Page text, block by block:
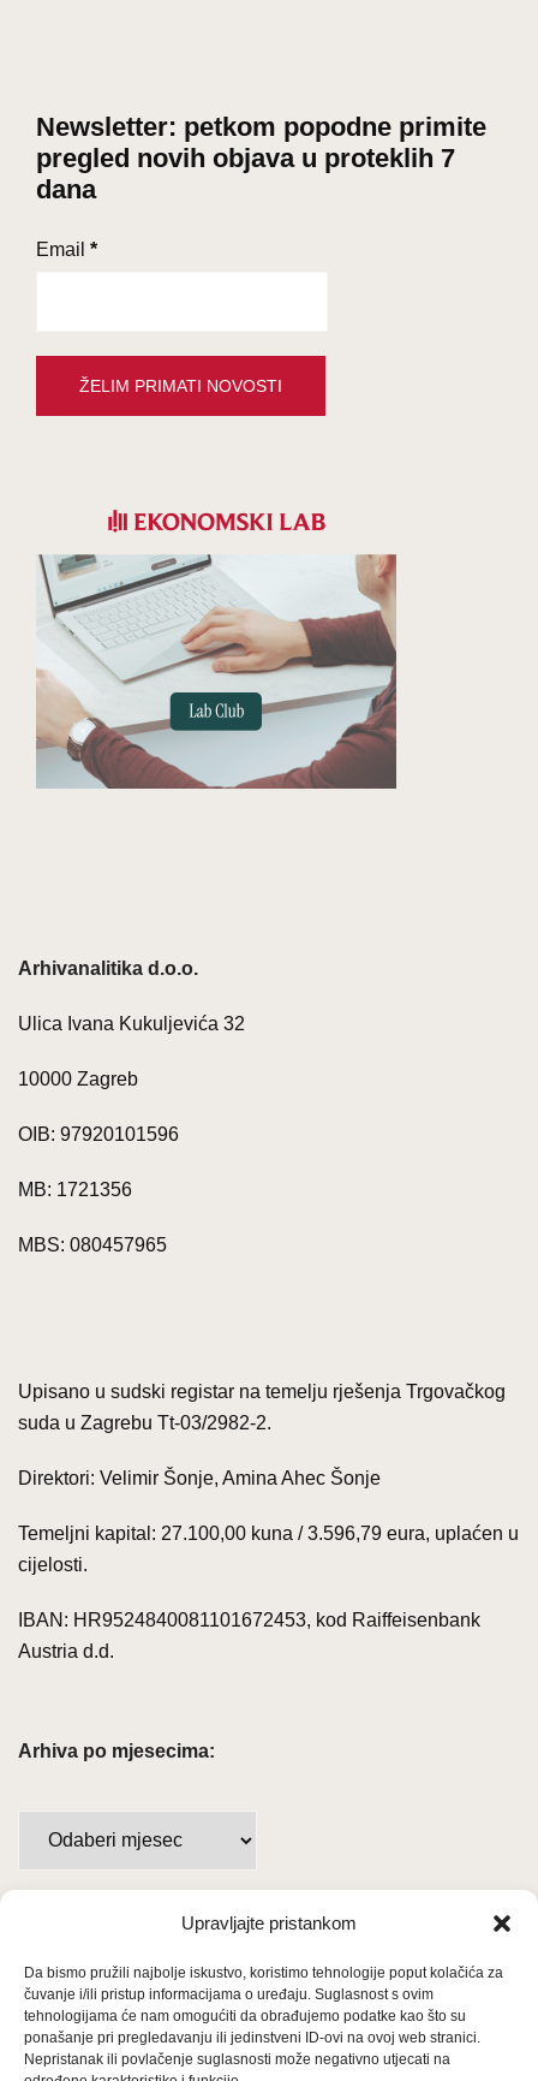
Upravljajte pristankom
Da bismo pružili najbolje iskustvo, koristimo tehnologije poput kolačića za
čuvanje i/ili pristup informacijama o uređaju. Suglasnost s ovim
tehnologijama će nam omogućiti da obrađujemo podatke kao što su
ponašanje pri pregledavanju ili jedinstveni ID-ovi na ovoj web stranici.
Nepristanak ili povlačenje suglasnosti može negativno utjecati na
Newsletter: petkom popodne primite
pregled novih objava u proteklih 7
dana
Email *
Arhivanalitika d.o.o.
Ulica Ivana Kukuljevića 32
10000 Zagreb
OIB: 97920101596
MB: 1721356
MBS: 080457965
Upisano u sudski registar na temelju rješenja Trgovačkog
suda u Zagrebu Tt-03/2982-2.
Direktori: Velimir Šonje, Amina Ahec Šonje
Temeljni kapital: 27.100,00 kuna / 3.596,79 eura, uplaćen u
cijelosti.
IBAN: HR9524840081101672453, kod Raiffeisenbank
Austria d.d.
Arhiva po mjesecima:
mjesecima:
Uvjeti korištenja
Politika privatnosti